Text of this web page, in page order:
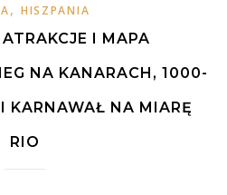
, HISZPANIA
I MAPA
NA KANARACH, 1000-
KARNAWAŁ NA MIARĘ
RIO